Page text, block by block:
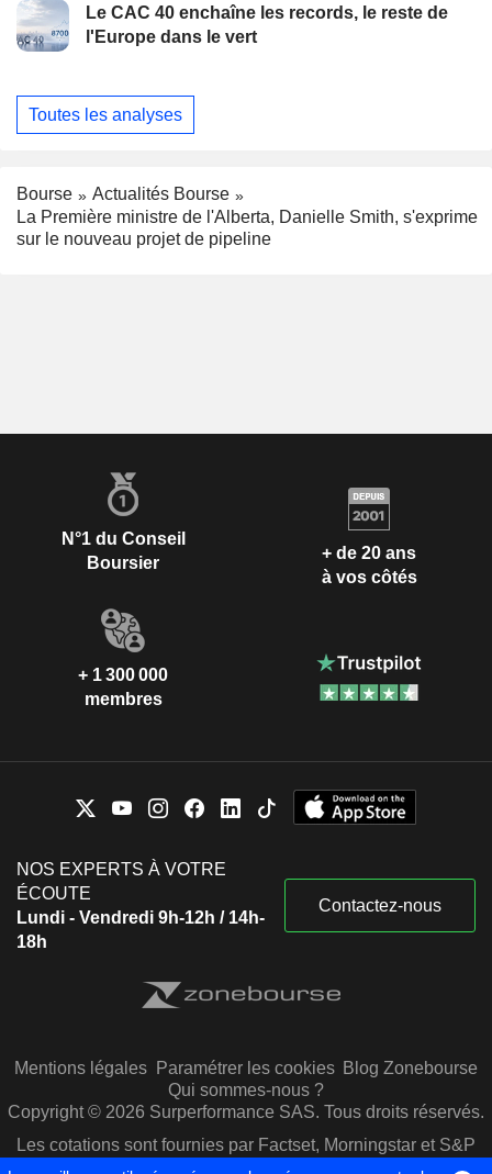
Le CAC 40 enchaîne les records, le reste de
l'Europe dans le vert
Toutes les analyses
Bourse
Actualités Bourse
La Première ministre de l'Alberta, Danielle Smith, s'exprime
sur le nouveau projet de pipeline
N°1 du Conseil
Boursier
+ de 20 ans
à vos côtés
+ 1 300 000
membres
NOS EXPERTS À VOTRE
ÉCOUTE
Lundi - Vendredi 9h-12h / 14h-
18h
Contactez-nous
Mentions légales Paramétrer les cookies Blog Zonebourse
Qui sommes-nous ?
Copyright © 2026 Surperformance SAS. Tous droits réservés.
Les cotations sont fournies par Factset, Morningstar et S&P
Capital IQ